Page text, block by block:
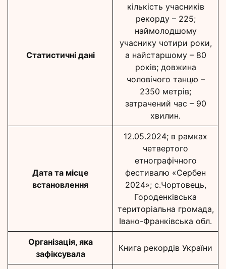
Статистичні дані
кількість учасників
рекорду – 225;
наймолодшому
учаснику чотири роки,
а найстаршому – 80
років; довжина
чоловічого танцю –
2350 метрів;
затрачений час – 90
хвилин.
Дата та місце
встановлення
12.05.2024; в рамках
четвертого
етнографічного
фестивалю «Сербен
2024»; с.Чортовець,
Городенківська
територіальна громада,
Івано-Франківська обл.
Організація, яка
зафіксувала
Книга рекордів України